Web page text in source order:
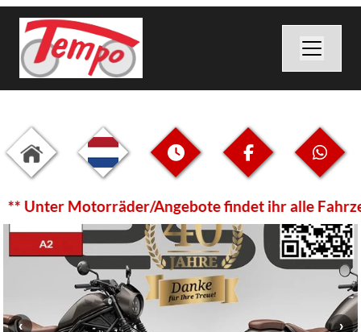
Motorräder/Angebote findet ihr alle